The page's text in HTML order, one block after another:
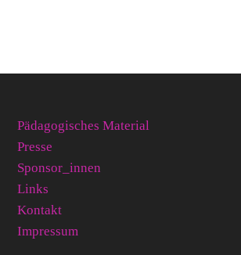
Pädagogisches Material
Presse
Sponsor_innen
Links
Kontakt
Impressum